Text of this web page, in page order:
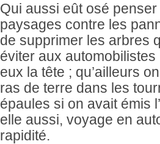
Qui aussi eût osé
paysages contre les
de supprimer les arbres
éviter aux
eux la tête ; qu’ailleurs
ras de terre dans les
épaules si on avait émis
elle aussi, voyage en
rapidité.